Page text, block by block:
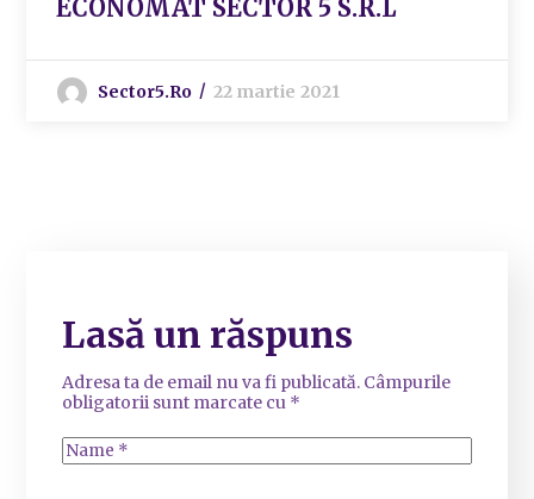
ECONOMAT SECTOR 5 S.R.L
Sector5.ro 22 martie 2021
Lasă un răspuns
Adresa ta de email nu va fi publicată. Câmpurile
obligatorii sunt marcate cu *